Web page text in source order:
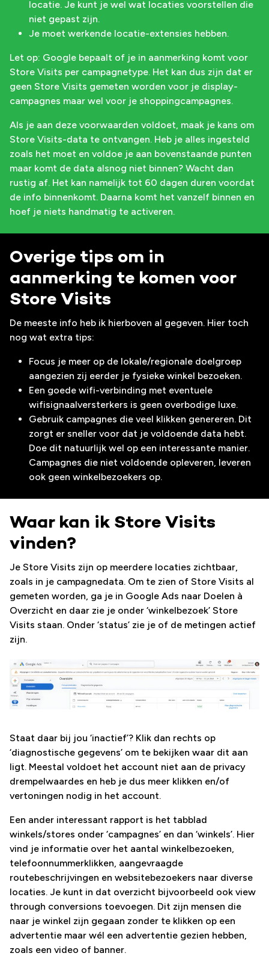
locatie. Je kunt je wel wat locaties voorstellen die
niet gepast zijn.
Je moet werkende locatie-extensies hebben.
Let op: Google bepaalt of je in aanmerking komt voor
Store Visits per campagnetype. Het kan dus zijn dat er
geen Store Visits gemeten worden voor je display-
campagnes maar wel voor je shoppingcampagnes.
Als je aan deze voorwaarden voldoet, maak je kans om
Store Visits-data te ontvangen. Heb je alles ingesteld
zoals het moet en voldoe je aan bovenstaande punten
maar komt de data alsnog niet binnen? Wacht dan
rustig af. Het kan namelijk tot 60 dagen duren voordat
de info binnenkomt. Daarna komt het vanzelf binnen en
hoef je niets handmatig te activeren.
Overige tips om in
aanmerking te komen voor
Store Visits
De meeste info heb ik hierboven al gegeven. Hier toch
nog wat extra tips:
Focus je meer op de lokale/regionale doelgroep
aangezien zij eerder je fysieke winkel bezoeken.
Een goede wifi-verbinding met eventuele
wifisignaalversterkers is geen overbodige luxe.
Gebruik campagnes die veel klikken genereren. Dit
zorgt er sneller voor dat je voldoende data hebt.
Doe dit natuurlijk wel op een interessante manier.
Campagnes die niet voldoende opleveren, leveren
ook geen winkelbezoekers op.
Waar kan ik Store Visits
vinden?
Je Store Visits zijn op meerdere locaties zichtbaar,
zoals in je campagnedata. Om te zien of Store Visits al
gemeten worden, ga je in Google Ads naar Doelen à
Overzicht en daar zie je onder ‘winkelbezoek’ Store
Visits staan. Onder ‘status’ zie je of de metingen actief
zijn.
Staat daar bij jou ‘inactief’? Klik dan rechts op
‘diagnostische gegevens’ om te bekijken waar dit aan
ligt. Meestal voldoet het account niet aan de privacy
drempelwaardes en heb je dus meer klikken en/of
vertoningen nodig in het account.
Een ander interessant rapport is het tabblad
winkels/stores onder ‘campagnes’ en dan ‘winkels’. Hier
vind je informatie over het aantal winkelbezoeken,
telefoonnummerklikken, aangevraagde
routebeschrijvingen en websitebezoekers naar diverse
locaties. Je kunt in dat overzicht bijvoorbeeld ook view
through conversions toevoegen. Dit zijn mensen die
naar je winkel zijn gegaan zonder te klikken op een
advertentie maar wél een advertentie gezien hebben,
zoals een video of banner.